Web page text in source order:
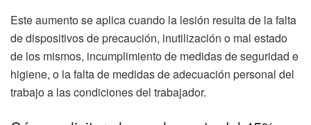
Este aumento se aplica cuando la lesión resulta de la falta
de dispositivos de precaución, inutilización o mal estado
de los mismos, incumplimiento de medidas de seguridad e
higiene, o la falta de medidas de adecuación personal del
trabajo a las condiciones del trabajador.